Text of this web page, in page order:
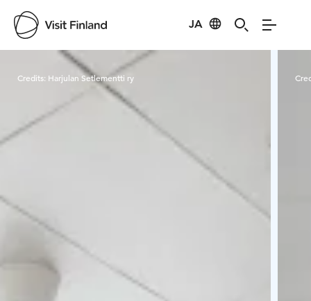
JA
Visit Finland
Credits: Harjulan Setlementti ry